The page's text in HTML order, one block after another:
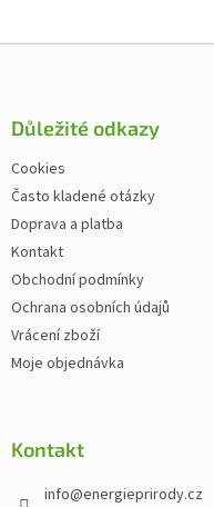
Zápatí
Důležité odkazy
Cookies
Často kladené otázky
Doprava a platba
Kontakt
Obchodní podmínky
Ochrana osobních údajů
Vrácení zboží
Moje objednávka
Kontakt
info@energieprirody.cz